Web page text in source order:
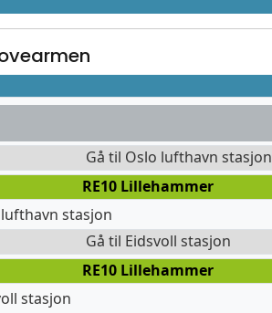
Gå til Oslo lufthavn stasjon
RE10 Lillehammer
stasjon
Gå til Eidsvoll stasjon
RE10 Lillehammer
stasjon